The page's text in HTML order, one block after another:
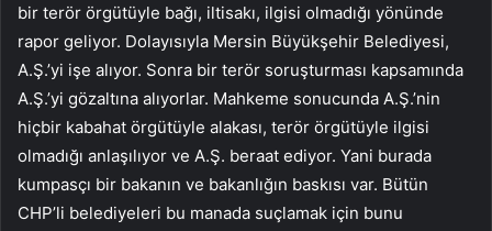
bir terör örgütüyle bağı, iltisakı, ilgisi olmadığı yönünde
rapor geliyor. Dolayısıyla Mersin Büyükşehir Belediyesi,
A.Ş.’yi işe alıyor. Sonra bir terör soruşturması kapsamında
A.Ş.’yi gözaltına alıyorlar. Mahkeme sonucunda A.Ş.’nin
hiçbir kabahat örgütüyle alakası, terör örgütüyle ilgisi
olmadığı anlaşılıyor ve A.Ş. beraat ediyor. Yani burada
kumpasçı bir bakanın ve bakanlığın baskısı var. Bütün
CHP’li belediyeleri bu manada suçlamak için bunu